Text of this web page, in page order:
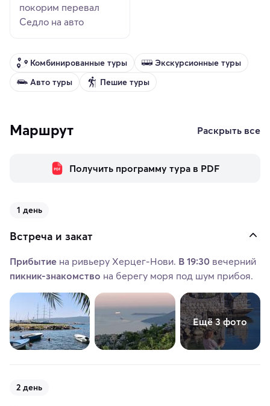
покорим перевал
Седло на авто
Комбинированные туры
Экскурсионные туры
Авто туры
Пешие туры
Маршрут Раскрыть все
Получить программу тура в PDF
1 день
Встреча и закат
Прибытие на ривьеру Херцег-Нови. В 19:30 вечерний
пикник-знакомство на берегу моря под шум прибоя.
Ещё 3 фото
2 день